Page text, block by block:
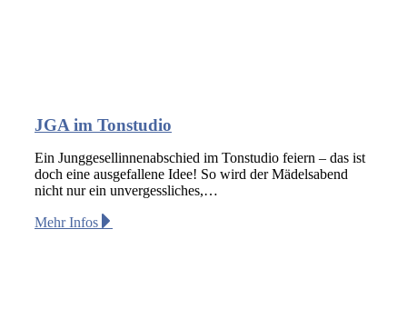
JGA im Tonstudio
Ein Junggesellinnenabschied im Tonstudio feiern – das ist
doch eine ausgefallene Idee! So wird der Mädelsabend
nicht nur ein unvergessliches,…
Mehr Infos